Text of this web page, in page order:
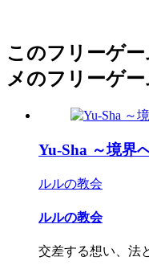
このフリーゲ
メのフリーゲー
Yu-Sha ～境界
ルルの教会
ルルの教会
交差する想い、法